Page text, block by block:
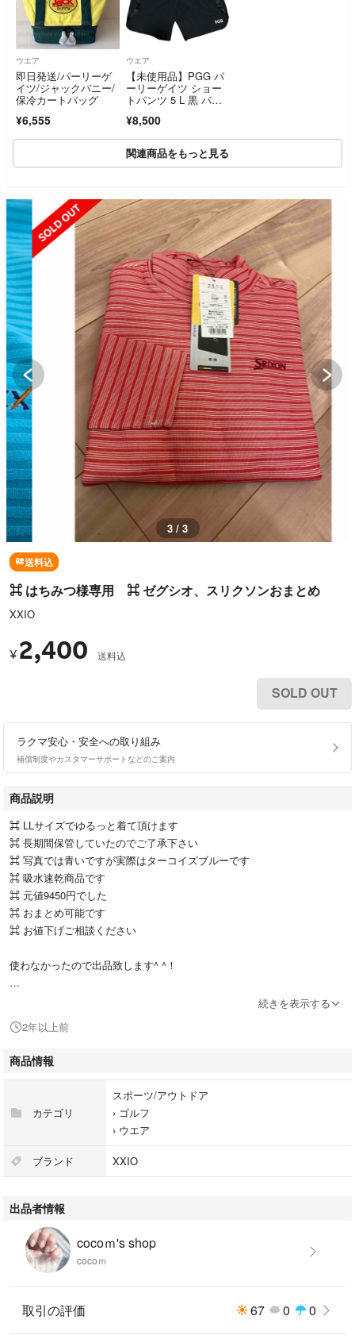
ウエア
即日発送/パーリーゲ
イツ/ジャックバニー/
保冷カートバッグ
¥6,555
ウエア
【未使用品】PGG パ
ーリーゲイツ ショー
トパンツ 5 L 黒 バッ
ング ブラック スポー
ツウェア
¥8,500
関連商品をもっと見る
SOLD OUT
3 / 3
送料込
⌘ はちみつ様専用 ⌘ ゼグシオ、スリクソンおまとめ
XXIO
¥ 2,400 送料込
SOLD OUT
ラクマ安心・安全への取り組み
補償制度やカスタマーサポートなどのご案内
商品説明
⌘ LLサイズでゆるっと着て頂けます
⌘ 長期間保管していたのでご了承下さい
⌘ 写真では青いですが実際はターコイズブルーです
⌘ 吸水速乾商品です
⌘ 元値9450円でした
⌘ おまとめ可能です
⌘ お値下げご相談ください
使わなかったので出品致します^ ^！
他のサイトでも出品しておりますので早い者勝ちです！
素人検品にご理解ある方のみお願い致します！
続きを表示する
2年以上前
商品情報
カテゴリ
スポーツ/アウトドア
› ゴルフ
› ウエア
ブランド XXIO
出品者情報
cocoｍ's shop
cocoｍ
取引の評価 67 0 0